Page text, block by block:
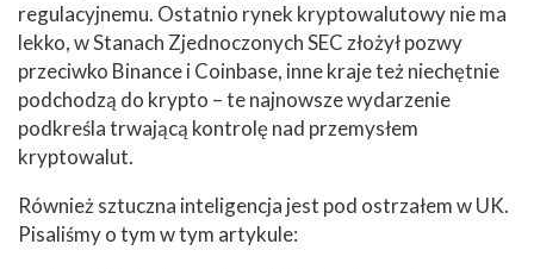
regulacyjnemu. Ostatnio rynek kryptowalutowy nie ma
lekko, w Stanach Zjednoczonych SEC złożył pozwy
przeciwko Binance i Coinbase, inne kraje też niechętnie
podchodzą do krypto – te najnowsze wydarzenie
podkreśla trwającą kontrolę nad przemysłem
kryptowalut.
Również sztuczna inteligencja jest pod ostrzałem w UK.
Pisaliśmy o tym w tym artykule: